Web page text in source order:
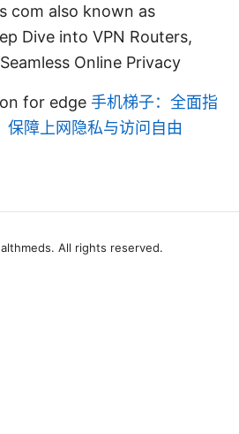
com also known as
Dive into VPN Routers,
Online Privacy
for edge 手机梯子：全面指
保障上网隐私与访问自由
All rights reserved.